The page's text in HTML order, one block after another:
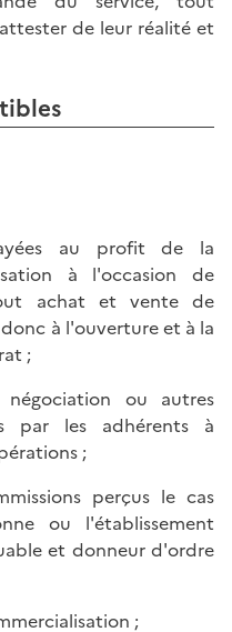
de leur réalité et
au profit de la
à l'occasion de
achat et vente de
à l'ouverture et à la
;
ou autres
par les adhérents à
;
perçus le cas
ou l'établissement
et donneur d'ordre
;